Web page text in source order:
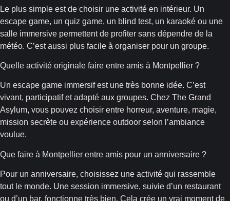
Le plus simple est de choisir une activité en intérieur. Un
escape game, un quiz game, un blind test, un karaoké ou une
salle immersive permettent de profiter sans dépendre de la
météo. C’est aussi plus facile à organiser pour un groupe.
Quelle activité originale faire entre amis à Montpellier ?
Un escape game immersif est une très bonne idée. C’est
vivant, participatif et adapté aux groupes. Chez The Grand
Asylum, vous pouvez choisir entre horreur, aventure, magie,
mission secrète ou expérience outdoor selon l’ambiance
voulue.
Que faire à Montpellier entre amis pour un anniversaire ?
Pour un anniversaire, choisissez une activité qui rassemble
tout le monde. Une session immersive, suivie d’un restaurant
ou d’un bar, fonctionne très bien. Cela crée un vrai moment de